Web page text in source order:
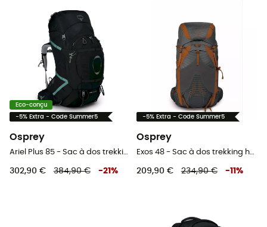
Eco-conçu
-5% Extra - Code Summer5
Osprey
302,90 € 384,90 € -21 %
-5% Extra - Code Summer5
Osprey
209,90 € 234,90 € -11 %